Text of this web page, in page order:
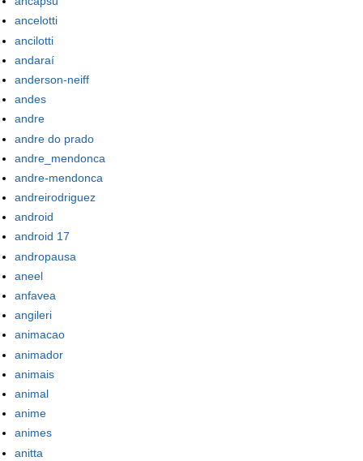
ancelotti
ancilotti
andaraí
anderson-neiff
andes
andre
andre do prado
andre_mendonca
andre-mendonca
andreirodriguez
android
android 17
andropausa
aneel
anfavea
angileri
animacao
animador
animais
animal
anime
animes
anitta